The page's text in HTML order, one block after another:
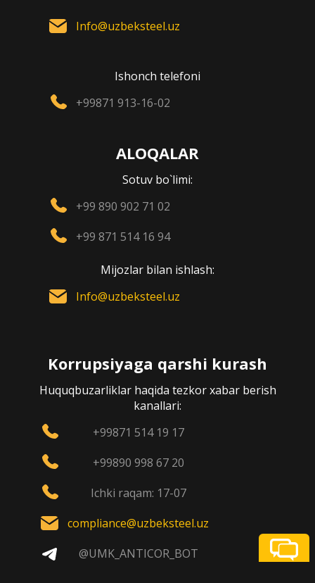
Info@uzbeksteel.uz
Ishonch telefoni
+99871 913-16-02
ALOQALAR
Sotuv bo`limi:
+99 890 902 71 02
+99 871 514 16 94
Mijozlar bilan ishlash:
Info@uzbeksteel.uz
Korrupsiyaga qarshi kurash
Huquqbuzarliklar haqida tezkor xabar berish
kanallari:
+99871 514 19 17
+99890 998 67 20
Ichki raqam: 17-07
compliance@uzbeksteel.uz
@UMK_ANTICOR_BOT